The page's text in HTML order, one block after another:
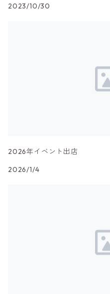
2023/10/30
2026年イベント出店
2026/1/4